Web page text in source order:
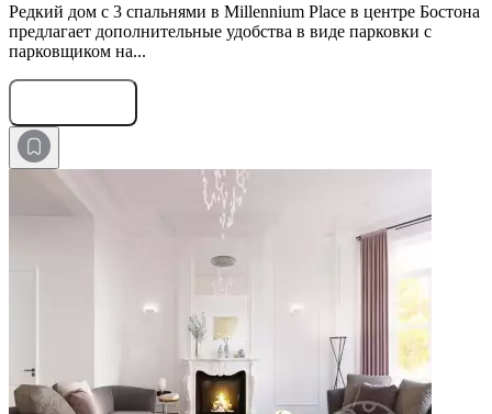
Редкий дом с 3 спальнями в Millennium Place в центре Бостона
предлагает дополнительные удобства в виде парковки с
парковщиком на...